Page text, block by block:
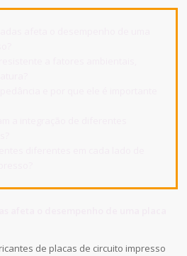
de placas de circuito impresso